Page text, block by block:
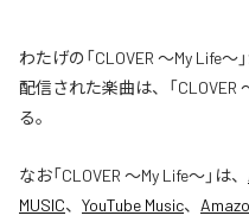
わたげの「CLOVER ～My Life
配信された楽曲は、「CLOVER
る。
なお「CLOVER ～My Life～」は、
MUSIC、 YouTube Music、